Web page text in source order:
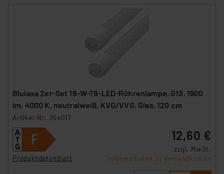
Blulaxa 2er-Set 18-W-T8-LED-Röhrenlampe, G13, 1900
lm, 4000 K, neutralweiß, KVG/VVG, Glas, 120 cm
Artikel-Nr. 254017
Produktdatenblatt
12,60 €
zzgl. MwSt.
Informationen zu Versandkosten